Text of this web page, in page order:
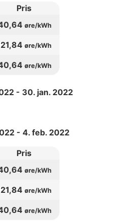
Pris
øre/kWh
øre/kWh
øre/kWh
- 30. jan. 2022
- 4. feb. 2022
Pris
øre/kWh
øre/kWh
øre/kWh